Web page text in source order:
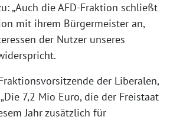
„Auch die AFD-Fraktion schließt
mit ihrem Bürgermeister an,
der Nutzer unseres
der Liberalen,
7,2 Mio Euro, die der Freistaat
Jahr zusätzlich für